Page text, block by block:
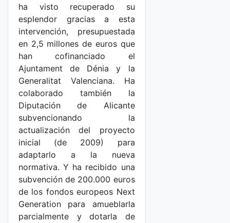
ha visto recuperado su
esplendor gracias a esta
intervención, presupuestada
en 2,5 millones de euros que
han cofinanciado el
Ajuntament de Dénia y la
Generalitat Valenciana. Ha
colaborado también la
Diputación de Alicante
subvencionando la
actualización del proyecto
inicial (de 2009) para
adaptarlo a la nueva
normativa. Y ha recibido una
subvención de 200.000 euros
de los fondos europeos Next
Generation para amueblarla
parcialmente y dotarla de